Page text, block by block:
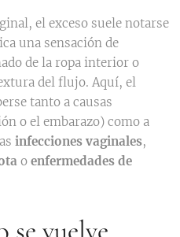
el exceso suele notarse
una sensación de
de la ropa interior o
del flujo. Aquí, el
tanto a causas
o el embarazo) como a
infecciones vaginales,
o enfermedades de